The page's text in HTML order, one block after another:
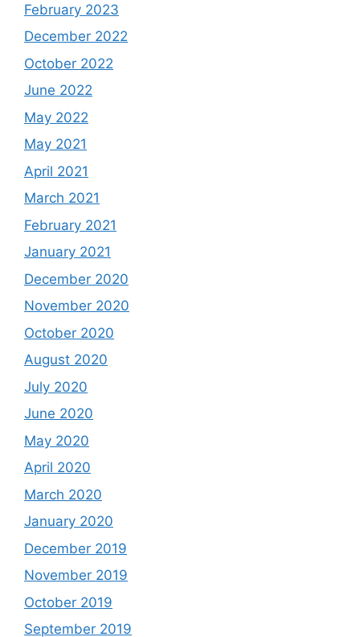
February 2023
December 2022
October 2022
June 2022
May 2022
May 2021
April 2021
March 2021
February 2021
January 2021
December 2020
November 2020
October 2020
August 2020
July 2020
June 2020
May 2020
April 2020
March 2020
January 2020
December 2019
November 2019
October 2019
September 2019